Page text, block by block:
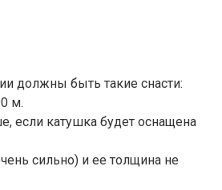
должны быть такие снасти:
м.
если катушка будет оснащена
сильно) и ее толщина не